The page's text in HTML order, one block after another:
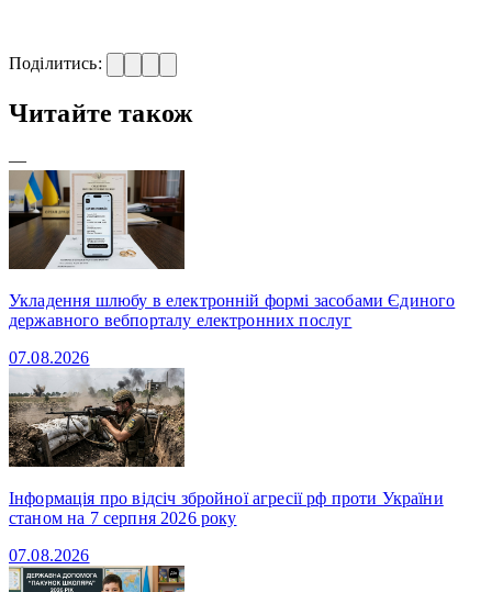
Поділитись:
Читайте також
—
Укладення шлюбу в електронній формі засобами Єдиного
державного вебпорталу електронних послуг
07.08.2026
Інформація про відсіч збройної агресії рф проти України
станом на 7 серпня 2026 року
07.08.2026